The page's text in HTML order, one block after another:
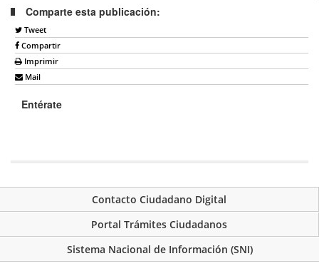
Comparte esta publicación:
Tweet
Compartir
Imprimir
Mail
Entérate
Contacto Ciudadano Digital
Portal Trámites Ciudadanos
Sistema Nacional de Información (SNI)